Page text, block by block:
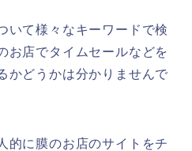
いて様々なキーワードで検
お店でタイムセールなどを
かどうかは分かりませんで
的に膜のお店のサイトをチ